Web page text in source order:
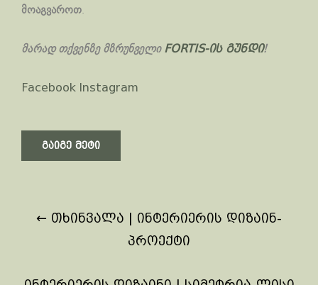
მოაგვაროთ.
მარად თქვენზე მზრუნველი FORTIS-ის გუნდი!
Facebook Instagram
გაიგე მეტი
Post
navigation
← თხინვალა | ინტერიერის დიზაინ-
პროექტი